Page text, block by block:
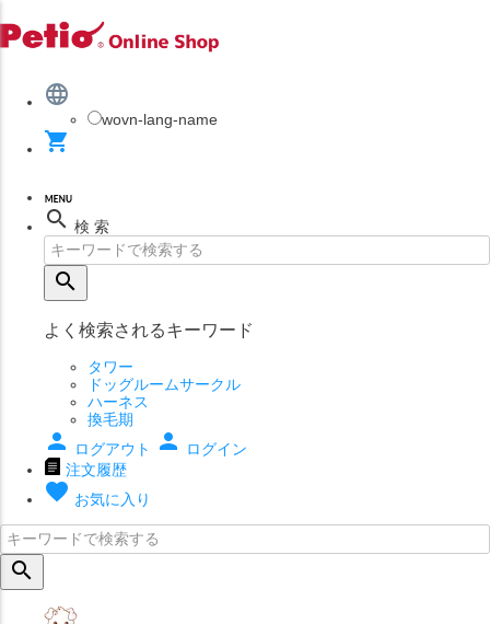
language
wovn-lang-name
shopping_cart
search 検 索
search
よく検索されるキーワード
タワー
ドッグルームサークル
ハーネス
換毛期
person ログアウト person
ログイン
注文履歴
favorite お気に入り
search